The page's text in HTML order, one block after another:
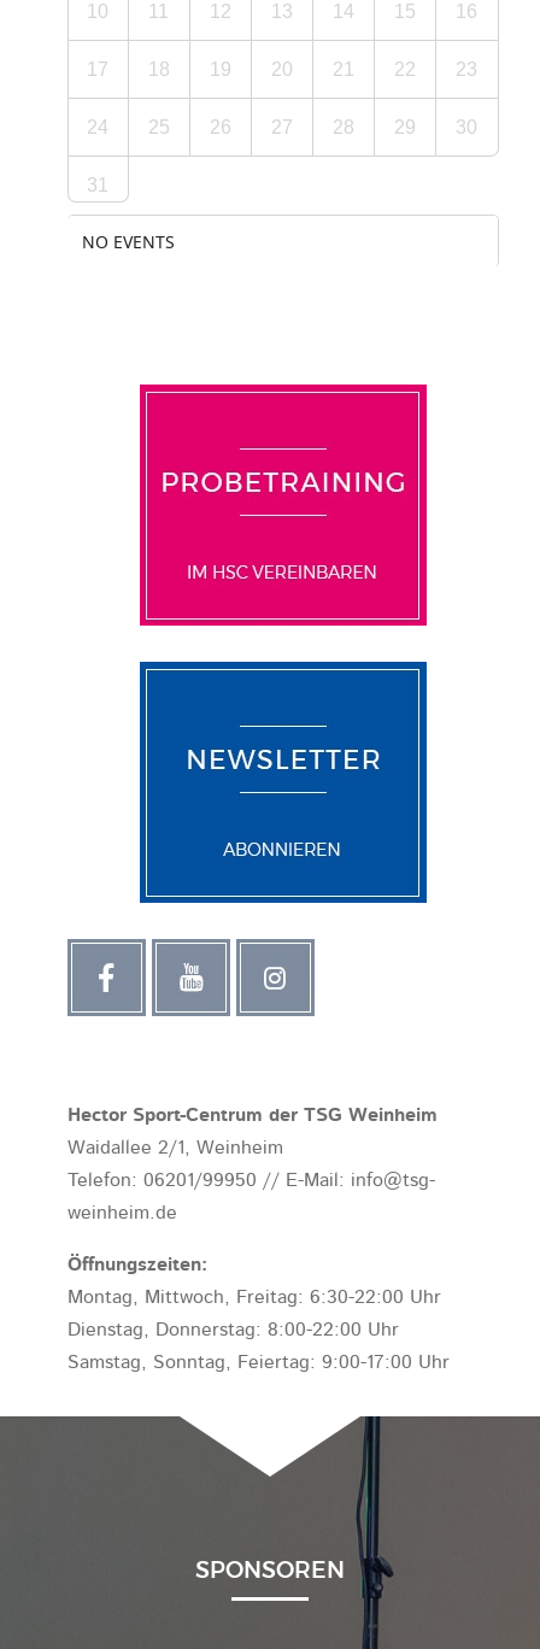
10 11 12 13 14 15 16
17 18 19 20 21 22 23
24 25 26 27 28 29 30
31
NO EVENTS
Hector Sport-Centrum der TSG Weinheim
Waidallee 2/1, Weinheim
Telefon: 06201/99950 // E-Mail: info@tsg-
weinheim.de
Öffnungszeiten:
Montag, Mittwoch, Freitag: 6:30-22:00 Uhr
Dienstag, Donnerstag: 8:00-22:00 Uhr
Samstag, Sonntag, Feiertag: 9:00-17:00 Uhr
SPONSOREN